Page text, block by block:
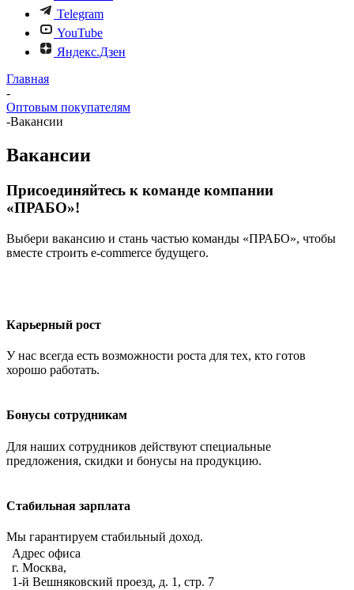
Telegram
YouTube
Яндекс.Дзен
Главная
-
Оптовым покупателям
-Вакансии
Вакансии
Присоединяйтесь к команде компании
«ПРАБО»!
Выбери вакансию и стань частью команды «ПРАБО», чтобы
вместе строить e-commerce будущего.
Карьерный рост
У нас всегда есть возможности роста для тех, кто готов
хорошо работать.
Бонусы сотрудникам
Для наших сотрудников действуют специальные
предложения, скидки и бонусы на продукцию.
Стабильная зарплата
Мы гарантируем стабильный доход.
Адрес офиса
г. Москва,
1-й Вешняковский проезд, д. 1, стр. 7